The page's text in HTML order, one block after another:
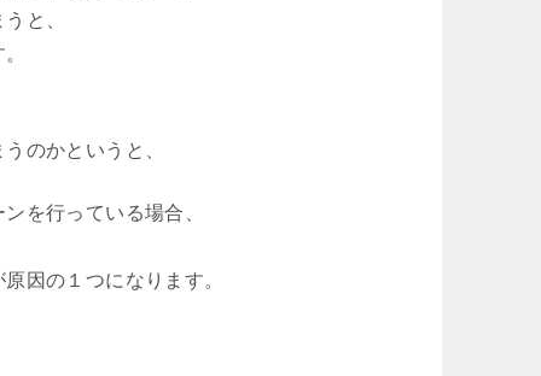
と、
のかというと、
を行っている場合、
因の１つになります。